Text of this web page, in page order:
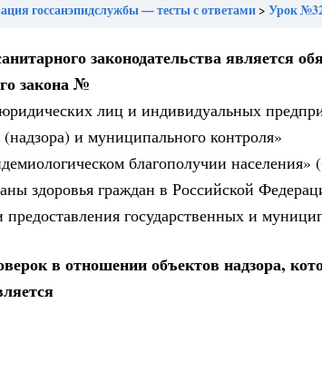
госсанэпидслужбы — тесты с ответами Урок №32 «видом
законодательства является
закона №
лиц и индивидуальных
(надзора) и муниципального контроля»
благополучии населения»
здоровья граждан в Российской
государственных и
в отношении объектов надзора,